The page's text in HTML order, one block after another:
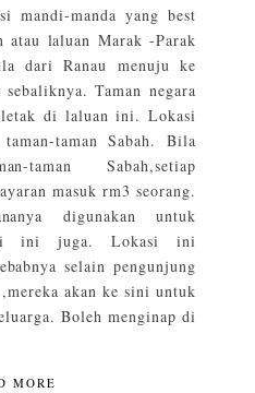
mandi-manda yang best
atau laluan Marak -Parak
dari Ranau menuju ke
Taman negara
di laluan ini. Lokasi
taman Sabah. Bila
taman Sabah,setiap
masuk rm3 seorang.
digunakan untuk
ini juga. Lokasi ini
selain pengunjung
akan ke sini untuk
Boleh menginap di
MORE